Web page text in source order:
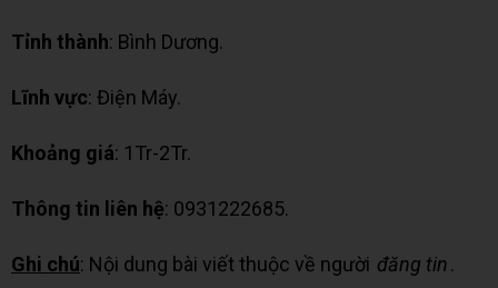
Tỉnh thành: Bình Dương.
Lĩnh vực: Điện Máy.
Khoảng giá: 1Tr-2Tr.
Thông tin liên hệ: 0931222685.
Ghi chú: Nội dung bài viết thuộc về người đăng tin.